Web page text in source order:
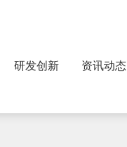
研发创新 资讯动态